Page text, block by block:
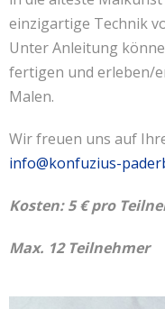
einzigartige Technik
Unter Anleitung
fertigen und erleben/
Malen.
Wir freuen uns auf
info@konfuzius-
Kosten: 5 € pro
Max. 12 Teilnehmer